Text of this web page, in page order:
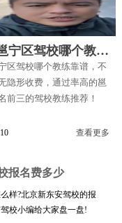
宁区驾校哪个教练
区驾校哪个教练靠谱，不
隐形收费，通过率高的邕
前三的驾校教练推荐！
查看更多
报名费多少
样?北京新东安驾校的报
校小编给大家盘一盘!